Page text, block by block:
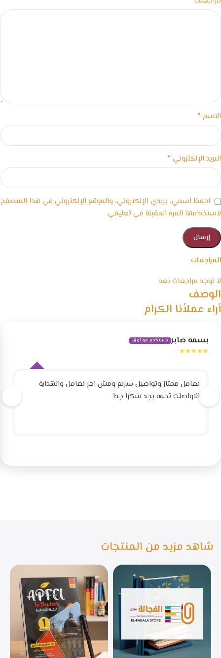
المراجعات
لا توجد مراجعات بعد.
الاسم *
البريد الإلكتروني *
احفظ اسمي، بريدي الإلكتروني، والموقع الإلكتروني في هذا المتصفح
لاستخدامها المرة المقبلة في تعليقي.
الوصف
أراء عملأنا الكرام
بسمه صابر مستخدم موثوق
★★★★★
تعامل ممتاز وتواصيل سريع ومش اخر تعامل والهداية
الاواصلت تحفه بجد شكرا جدا
شاهد مزيد من المنتجات